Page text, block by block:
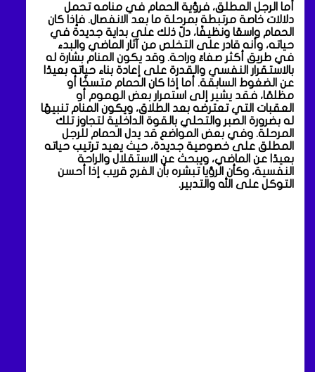
أما الرجل المطلق، فرؤية الحمام في منامه تحمل
دلالات خاصة مرتبطة بمرحلة ما بعد الانفصال. فإذا كان
الحمام واسعًا ونظيفًا، دلّ ذلك على بداية جديدة في
حياته، وأنه قادر على التخلص من آثار الماضي والبدء
في طريق أكثر صفاءً وراحة. وقد يكون المنام بشارة له
بالاستقرار النفسي والقدرة على إعادة بناء حياته بعيدًا
عن الضغوط السابقة. أما إذا كان الحمام متسخًا أو
مظلمًا، فقد يشير إلى استمرار بعض الهموم أو
العقبات التي تعترضه بعد الطلاق، ويكون المنام تنبيهًا
له بضرورة الصبر والتحلي بالقوة الداخلية لتجاوز تلك
المرحلة. وفي بعض المواضع قد يدل الحمام للرجل
المطلق على خصوصية جديدة، حيث يعيد ترتيب حياته
بعيدًا عن الماضي، ويبحث عن الاستقلال والراحة
النفسية، وكأن الرؤيا تبشره بأن الفرج قريب إذا أحسن
التوكل على الله والتدبير.